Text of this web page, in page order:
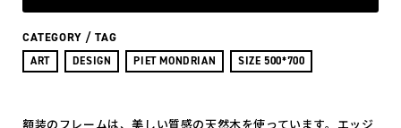
CATEGORY / TAG
ART DESIGN PIET MONDRIAN SIZE 500*700
額装のフレームは、美しい質感の天然木を使っています。エッジ